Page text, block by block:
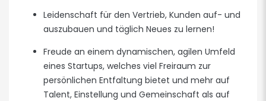
Leidenschaft für den Vertrieb, Kunden auf- und
auszubauen und täglich Neues zu lernen!
Freude an einem dynamischen, agilen Umfeld
eines Startups, welches viel Freiraum zur
persönlichen Entfaltung bietet und mehr auf
Talent, Einstellung und Gemeinschaft als auf